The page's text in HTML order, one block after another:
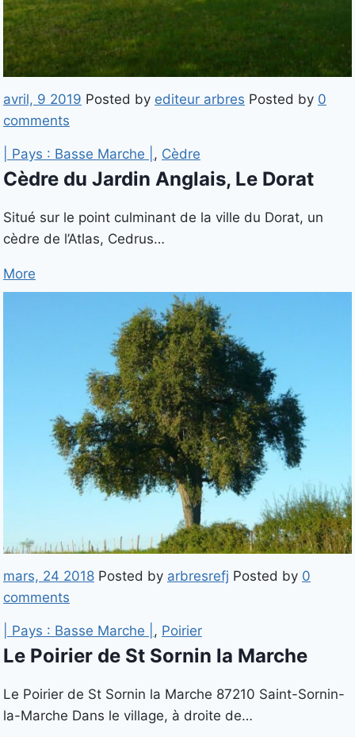
avril, 9 2019 Posted by editeur arbres Posted by 0
comments
| Pays : Basse Marche | , Cèdre
Cèdre du Jardin Anglais, Le Dorat
Situé sur le point culminant de la ville du Dorat, un
cèdre de l’Atlas, Cedrus…
More
mars, 24 2018 Posted by arbresrefj Posted by 0
comments
| Pays : Basse Marche | , Poirier
Le Poirier de St Sornin la Marche
Le Poirier de St Sornin la Marche 87210 Saint-Sornin-
la-Marche Dans le village, à droite de…